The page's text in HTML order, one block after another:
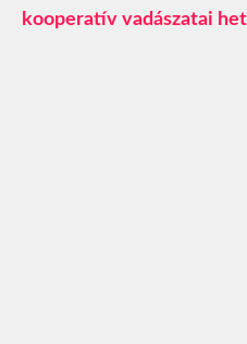
kooperatív vadászatai